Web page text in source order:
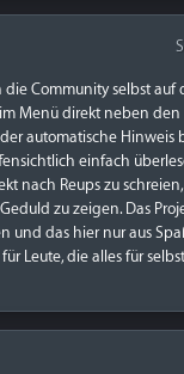
Community selbst
Menü direkt neben den
automatische
einfach
nach Reups zu
zu zeigen. Das
und das hier nur aus
Leute, die alles für